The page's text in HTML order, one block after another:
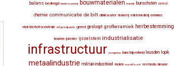
balans bedreigd bierbrouwerij bouwmaterialen bunnik bunschoten cereol
chemie communicatie de bilt drinkwater drukkerij edelsmederij eemnes
elektriciteitscentrale erfgoedparels gered gesloopt grofkeramiek herbestemming
houten ijskelder ijsselstein industrialisatie
infrastructuur jongerius kunstnijverheid leusden lopik
metaalindustrie militair-industrieel molen montfoort neerlandia nieuwe